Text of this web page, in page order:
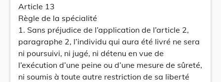
Article 13
Règle de la spécialité
1. Sans préjudice de l’application de l’article 2,
paragraphe 2, l’individu qui aura été livré ne sera
ni poursuivi, ni jugé, ni détenu en vue de
l’exécution d’une peine ou d’une mesure de sûreté,
ni soumis à toute autre restriction de sa liberté